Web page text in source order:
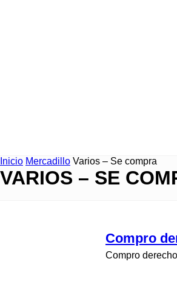
Inicio Mercadillo Varios – Se compra
VARIOS – SE
Compro
Compro